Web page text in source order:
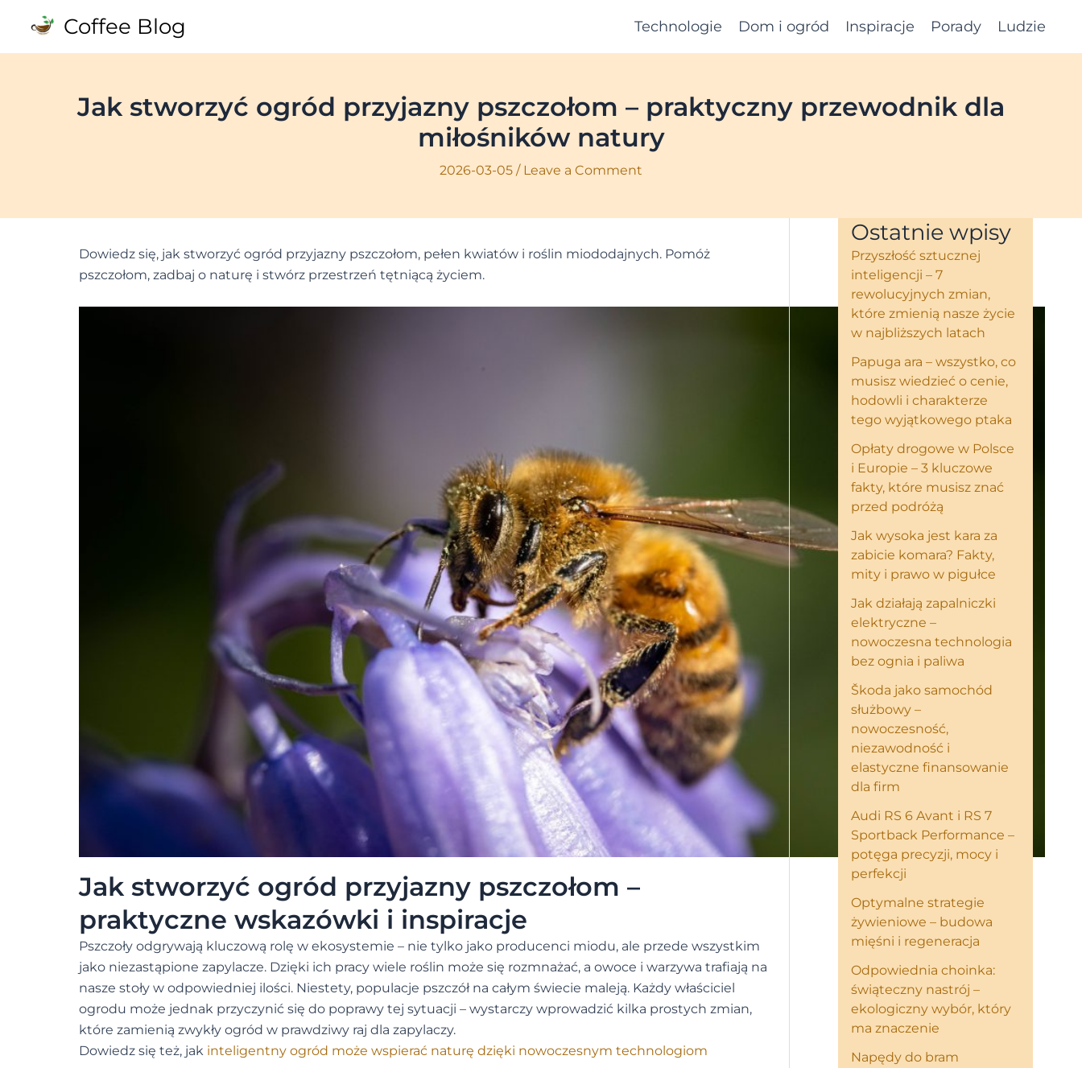
content
Coffee Blog Technologie Dom i ogród Inspiracje Porady Ludzie
Jak stworzyć ogród przyjazny pszczołom – praktyczny przewodnik dla
miłośników natury
2026-03-05 / Leave a Comment
Dowiedz się, jak stworzyć ogród przyjazny pszczołom, pełen kwiatów i roślin miododajnych. Pomóż
pszczołom, zadbaj o naturę i stwórz przestrzeń tętniącą życiem.
Jak stworzyć ogród przyjazny pszczołom –
praktyczne wskazówki i inspiracje
Pszczoły odgrywają kluczową rolę w ekosystemie – nie tylko jako producenci miodu, ale przede wszystkim
jako niezastąpione zapylacze. Dzięki ich pracy wiele roślin może się rozmnażać, a owoce i warzywa trafiają na
nasze stoły w odpowiedniej ilości. Niestety, populacje pszczół na całym świecie maleją. Każdy właściciel
ogrodu może jednak przyczynić się do poprawy tej sytuacji – wystarczy wprowadzić kilka prostych zmian,
które zamienią zwykły ogród w prawdziwy raj dla zapylaczy.
Dowiedz się też, jak inteligentny ogród może wspierać naturę dzięki nowoczesnym technologiom
Ostatnie wpisy
Przyszłość sztucznej
inteligencji – 7
rewolucyjnych zmian,
które zmienią nasze życie
w najbliższych latach
Papuga ara – wszystko, co
musisz wiedzieć o cenie,
hodowli i charakterze
tego wyjątkowego ptaka
Opłaty drogowe w Polsce
i Europie – 3 kluczowe
fakty, które musisz znać
przed podróżą
Jak wysoka jest kara za
zabicie komara? Fakty,
mity i prawo w pigułce
Jak działają zapalniczki
elektryczne –
nowoczesna technologia
bez ognia i paliwa
Škoda jako samochód
służbowy –
nowoczesność,
niezawodność i
elastyczne finansowanie
dla firm
Audi RS 6 Avant i RS 7
Sportback Performance –
potęga precyzji, mocy i
perfekcji
Optymalne strategie
żywieniowe – budowa
mięśni i regeneracja
Odpowiednia choinka:
świąteczny nastrój –
ekologiczny wybór, który
ma znaczenie
Napędy do bram